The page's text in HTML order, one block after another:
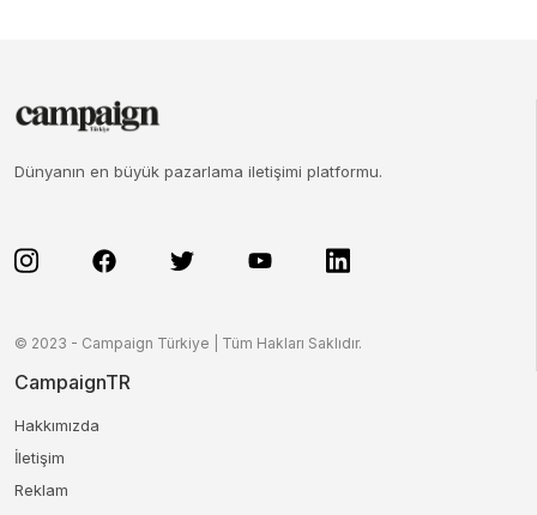
Dünyanın en büyük pazarlama iletişimi platformu.
© 2023 - Campaign Türkiye | Tüm Hakları Saklıdır.
CampaignTR
Hakkımızda
İletişim
Reklam